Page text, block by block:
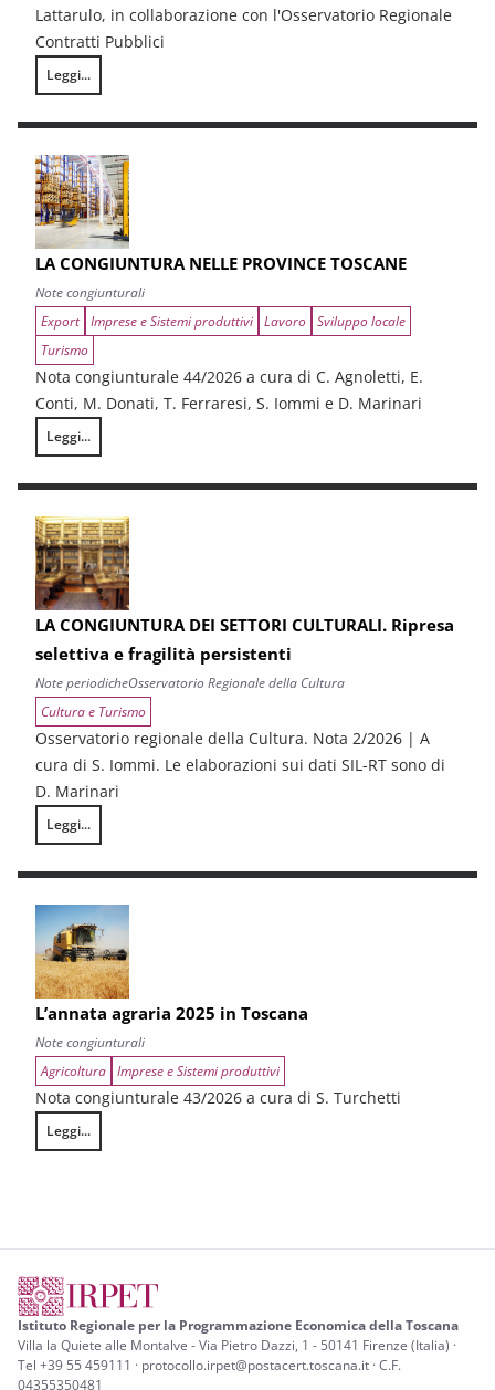
Lattarulo, in collaborazione con l'Osservatorio Regionale
Contratti Pubblici
Leggi...
I CONTRATTI PUBBLICI AL TERMINE DEL PNRR – Andamento
LA CONGIUNTURA NELLE PROVINCE TOSCANE
Note congiunturali
Export Imprese e Sistemi produttivi Lavoro Sviluppo locale
Turismo
Nota congiunturale 44/2026 a cura di C. Agnoletti, E.
Conti, M. Donati, T. Ferraresi, S. Iommi e D. Marinari
Leggi...
LA CONGIUNTURA NELLE PROVINCE TOSCANE
LA CONGIUNTURA DEI SETTORI CULTURALI. Ripresa
selettiva e fragilità persistenti
Note periodicheOsservatorio Regionale della Cultura
Cultura e Turismo
Osservatorio regionale della Cultura. Nota 2/2026 | A
cura di S. Iommi. Le elaborazioni sui dati SIL-RT sono di
D. Marinari
Leggi...
LA CONGIUNTURA DEI SETTORI CULTURALI. Ripresa selettiva e
L’annata agraria 2025 in Toscana
Note congiunturali
Agricoltura Imprese e Sistemi produttivi
Nota congiunturale 43/2026 a cura di S. Turchetti
Leggi...
L’annata agraria 2025 in Toscana
Istituto Regionale per la Programmazione Economica della Toscana
Villa la Quiete alle Montalve - Via Pietro Dazzi, 1 - 50141 Firenze (Italia) ·
Tel +39 55 459111 · protocollo.irpet@postacert.toscana.it · C.F.
04355350481